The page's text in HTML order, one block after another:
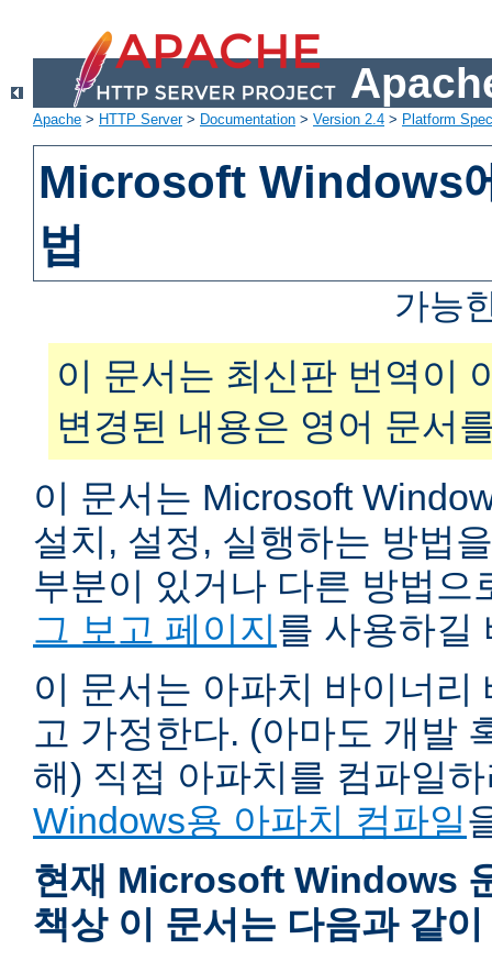
Apache > HTTP Server> Documentation > Version 2.4 > Platform
Microsoft Windows
법
가능
이 문서는 최신판 번역이
변경된 내용은 영어 문서
이 문서는 Microsoft
설치, 설정, 실행하는 방법
부분이 있거나 다른 방법
그 보고 페이지를 사용하길
이 문서는 아파치 바이너리
고 가정한다. (아마도 개발
해) 직접 아파치를 컴파일
Windows용 아파치 컴파일
현재 Microsoft Windows
책상 이 문서는 다음과 같